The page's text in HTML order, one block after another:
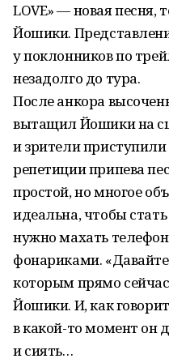
LOVE» — новая песня,
Йошики.
у поклонников по
незадолго до тура.
После анкора
вытащил Йошики на
и зрители
репетиции припева
простой, но многое
идеальна, чтобы
нужно махать
фонариками.
которым прямо сейчас
Йошики. И, как
в какой-то момент он
и сиять…